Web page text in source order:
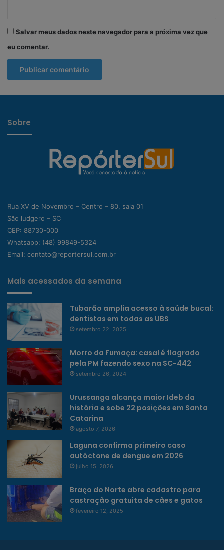
Salvar meus dados neste navegador para a próxima vez que
eu comentar.
Sobre
Rua XV de Novembro – Centro – 80, sala 01
São ludgero – SC
CEP: 88730-000
Whatsapp: (48) 99849-5324
Email: contato@reportersul.com.br
Mais acessados da semana
Tubarão amplia acesso à saúde bucal:
dentistas em todas as UBS
setembro 22, 2025
Morro da Fumaça: casal é flagrado
pela PM fazendo sexo na SC-442
setembro 26, 2024
Urussanga alcança maior Ideb da
história e sobe 22 posições em Santa
Catarina
agosto 7, 2026
Laguna confirma primeiro caso
autóctone de dengue em 2026
julho 15, 2026
Braço do Norte abre cadastro para
castração gratuita de cães e gatos
fevereiro 12, 2025